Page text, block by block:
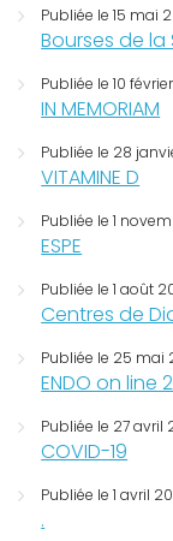
Publiée le 15 mai
Bourses de la
Publiée le 10
IN MEMORIAM
Publiée le 28
VITAMINE D
Publiée le 1
ESPE
Publiée le 1 août
Centres de
Publiée le 25 mai
ENDO on line
Publiée le 27 avril
COVID-19
Publiée le 1 avril
.